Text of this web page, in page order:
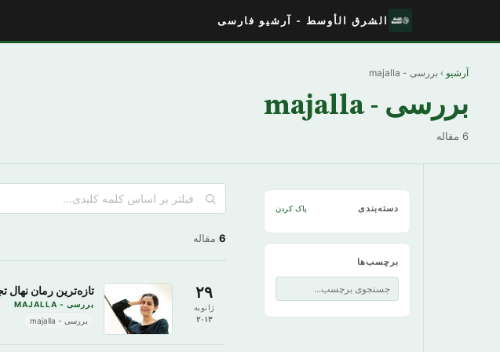
الشرق الأوسط - آرشیو فارسی
آرشیو › بررسی - majalla
بررسی - majalla
6 مقاله
دسته‌بندی پاک کردن
برچسب‌ها
6 مقاله
۲۹
ژانویه
۲۰۱۳
تازه‌ترین رمان نهال
بررسی - MAJALLA
بررسی - majalla